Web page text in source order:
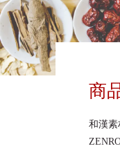
商
和漢素